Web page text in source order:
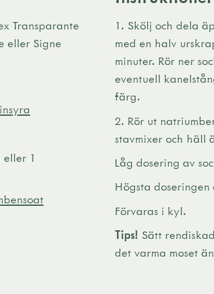
Transparante
eller Signe
eller 1
1. Skölj och dela
med en halv
minuter. Rör ner
eventuell
färg.
2. Rör ut
stavmixer och häll
Låg dosering av
Högsta
Förvaras i kyl.
Tips! Sätt
det varma moset